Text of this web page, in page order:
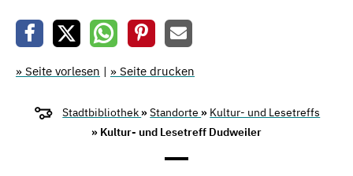
» Seite vorlesen | » Seite drucken
Stadtbibliothek »Standorte » Kultur- und Lesetreffs
» Kultur- und Lesetreff Dudweiler